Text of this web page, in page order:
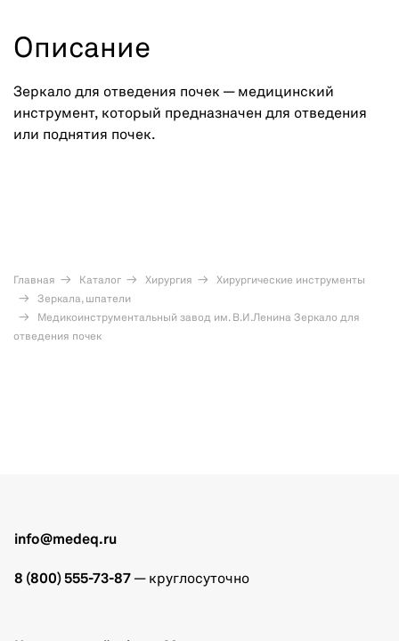
Описание
Зеркало для отведения почек — медицинский
инструмент, который предназначен для отведения
или поднятия почек.
Главная Каталог Хирургия
Хирургические инструменты
Зеркала, шпатели
Медикоинструментальный завод им. В.И.Ленина Зеркало для
отведения почек
info@medeq.ru
8 (800) 555-73-87 — круглосуточно